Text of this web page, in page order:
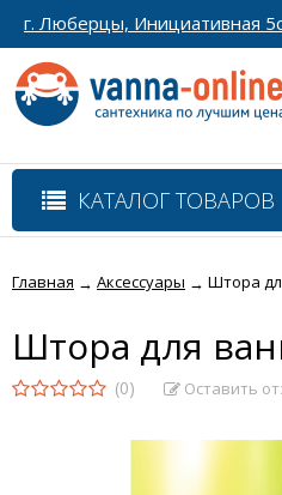
г. Люберцы, Инициативная
КАТАЛОГ ТОВАРОВ
Главная → Аксессуары → Штора
Штора для
(0) Оставить